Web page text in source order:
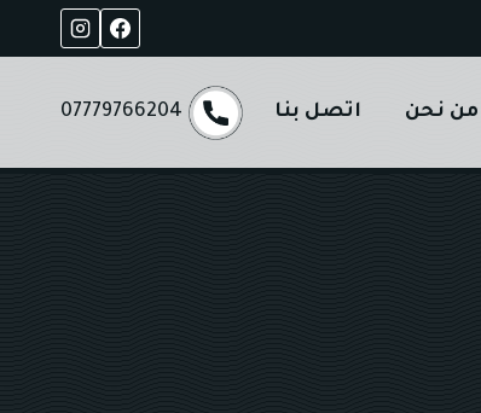
من نحن اتصل بنا 07779766204